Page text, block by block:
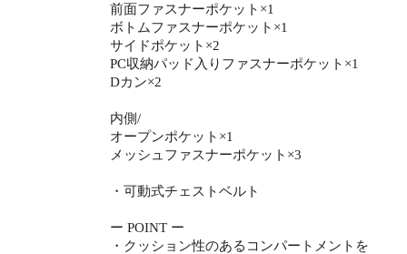
前面ファスナーポケット×1
ボトムファスナーポケット×1
サイドポケット×2
PC収納パッド入りファスナーポケット×1
Dカン×2
内側/
オープンポケット×1
メッシュファスナーポケット×3
・可動式チェストベルト
ー POINT ー
・クッション性のあるコンパートメントを